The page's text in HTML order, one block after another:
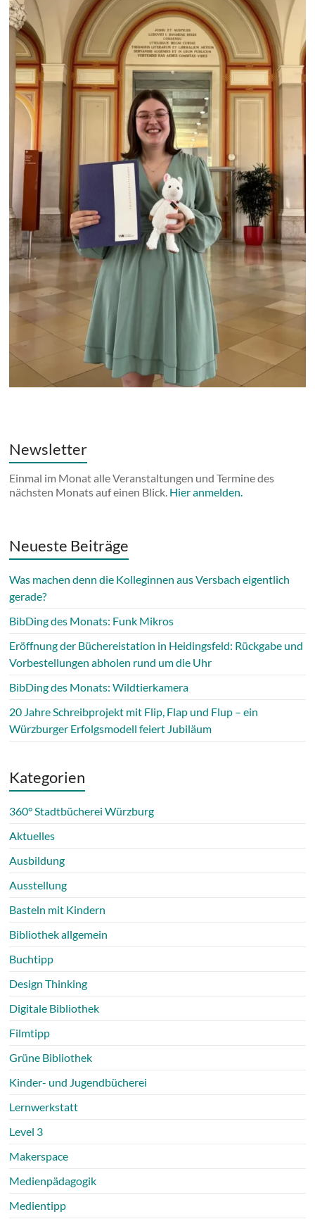
Newsletter
Einmal im Monat alle Veranstaltungen und Termine des
nächsten Monats auf einen Blick. Hier anmelden.
Neueste Beiträge
Was machen denn die Kolleginnen aus Versbach eigentlich
gerade?
BibDing des Monats: Funk Mikros
Eröffnung der Büchereistation in Heidingsfeld: Rückgabe und
Vorbestellungen abholen rund um die Uhr
BibDing des Monats: Wildtierkamera
20 Jahre Schreibprojekt mit Flip, Flap und Flup – ein
Würzburger Erfolgsmodell feiert Jubiläum
Kategorien
360° Stadtbücherei Würzburg
Aktuelles
Ausbildung
Ausstellung
Basteln mit Kindern
Bibliothek allgemein
Buchtipp
Design Thinking
Digitale Bibliothek
Filmtipp
Grüne Bibliothek
Kinder- und Jugendbücherei
Lernwerkstatt
Level 3
Makerspace
Medienpädagogik
Medientipp